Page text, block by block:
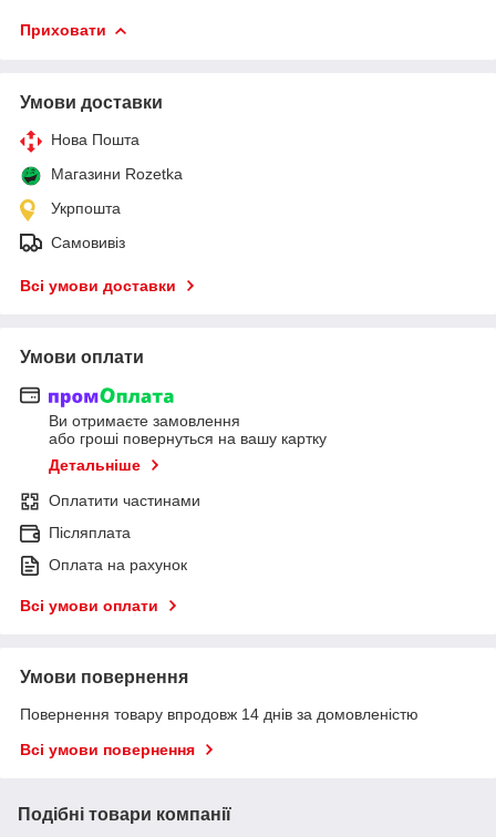
Приховати
Умови доставки
Нова Пошта
Магазини Rozetka
Укрпошта
Самовивіз
Всі умови доставки
Умови оплати
Ви отримаєте замовлення
або гроші повернуться на вашу картку
Детальніше
Оплатити частинами
Післяплата
Оплата на рахунок
Всі умови оплати
Умови повернення
Повернення товару впродовж 14 днів за домовленістю
Всі умови повернення
Подібні товари компанії